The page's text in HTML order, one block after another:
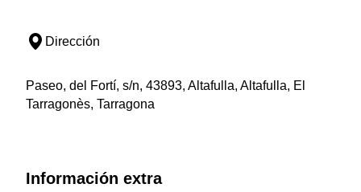
Dirección
Paseo, del Fortí, s/n, 43893, Altafulla, Altafulla, El
Tarragonès, Tarragona
Información extra